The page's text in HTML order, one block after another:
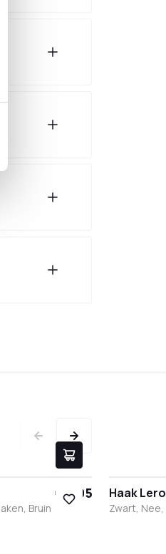
€ 9,95
Bruin
Haak Lero
Zwart,